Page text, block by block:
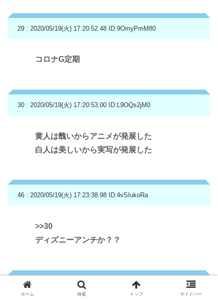
29 : 2020/05/19(火) 17:20:52.48 ID:9OmyPmM80
コロナG定期
30 : 2020/05/19(火) 17:20:53.00 ID:L9OQs2jM0
黄人は醜いからアニメが発展した
白人は美しいから実写が発展した
46 : 2020/05/19(火) 17:23:38.98 ID:4vSIukoRa
>>30
ディズニーアンチか？？
31 : 2020/05/19(火) 17:20:59.05 ID:I0JUCoQQ0
ホーム 検索 トップ サイドバー